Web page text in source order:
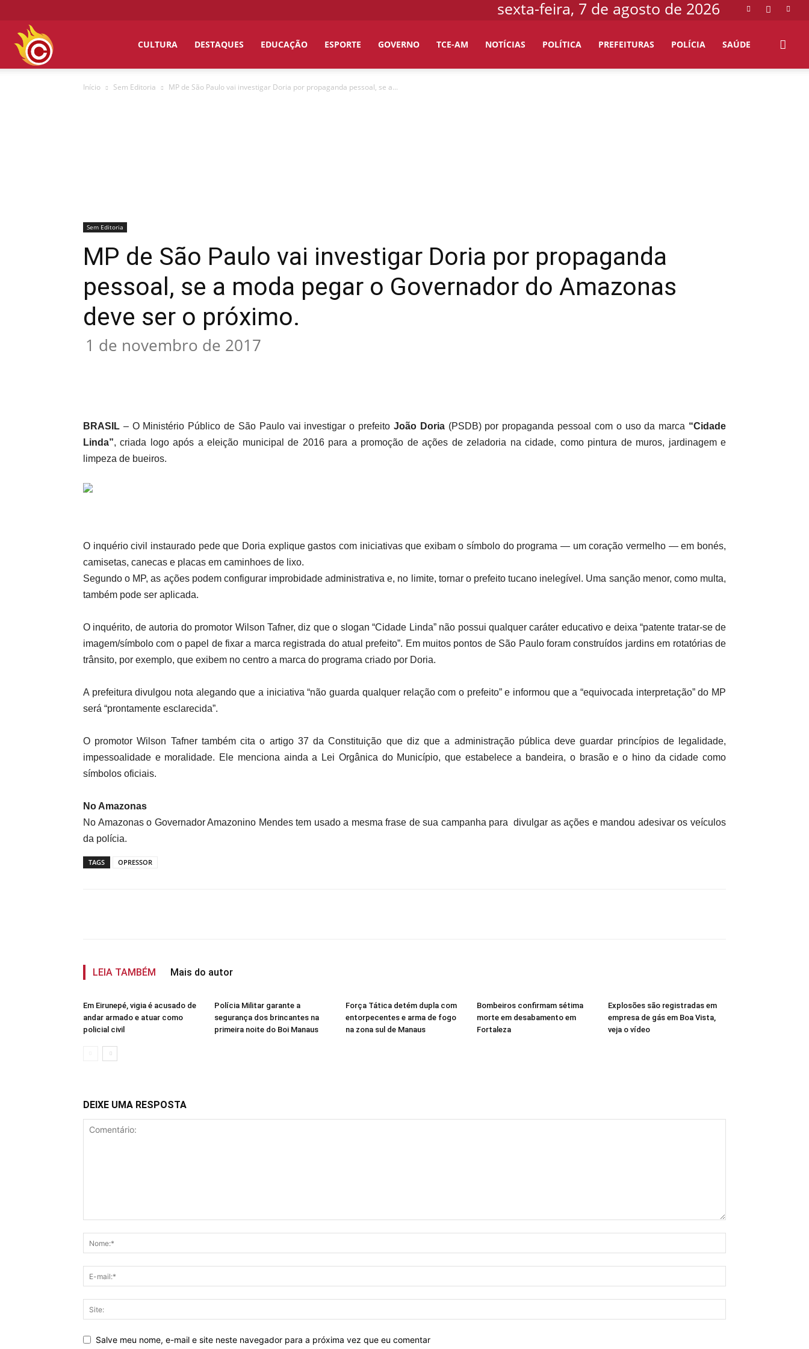
sexta-feira, 7 de agosto de 2026
CULTURA DESTAQUES EDUCAÇÃO ESPORTE GOVERNO TCE-AM NOTÍCIAS POLÍTICA PREFEITURAS POLÍCIA SAÚDE
Início Sem Editoria MP de São Paulo vai investigar Doria por propaganda pessoal, se a...
Sem Editoria
MP de São Paulo vai investigar Doria por propaganda
pessoal, se a moda pegar o Governador do Amazonas
deve ser o próximo.
1 de novembro de 2017
BRASIL – O Ministério Público de São Paulo vai investigar o prefeito João Doria(PSDB) por propaganda pessoal com o uso da marca “Cidade
Linda”, criada logo após a eleição municipal de 2016 para a promoção de ações de zeladoria na cidade, como pintura de muros, jardinagem e
limpeza de bueiros.
O inquério civil instaurado pede que Doria explique gastos com iniciativas que exibam o símbolo do programa — um coração vermelho — em bonés,
camisetas, canecas e placas em caminhoes de lixo.
Segundo o MP, as ações podem configurar improbidade administrativa e, no limite, tornar o prefeito tucano inelegível. Uma sanção menor, como multa,
também pode ser aplicada.
O inquérito, de autoria do promotor Wilson Tafner, diz que o slogan “Cidade Linda” não possui qualquer caráter educativo e deixa “patente tratar-se de
imagem/símbolo com o papel de fixar a marca registrada do atual prefeito”. Em muitos pontos de São Paulo foram construídos jardins em rotatórias de
trânsito, por exemplo, que exibem no centro a marca do programa criado por Doria.
A prefeitura divulgou nota alegando que a iniciativa “não guarda qualquer relação com o prefeito” e informou que a “equivocada interpretação” do MP
será “prontamente esclarecida”.
O promotor Wilson Tafner também cita o artigo 37 da Constituição que diz que a administração pública deve guardar princípios de legalidade,
impessoalidade e moralidade. Ele menciona ainda a Lei Orgânica do Município, que estabelece a bandeira, o brasão e o hino da cidade como
símbolos oficiais.
No Amazonas
No Amazonas o Governador Amazonino Mendes tem usado a mesma frase de sua campanha para divulgar as ações e mandou adesivar os veículos
da polícia.
TAGS OPRESSOR
LEIA TAMBÉM Mais do autor
Em Eirunepé, vigia é acusado de
andar armado e atuar como
policial civil
Polícia Militar garante a
segurança dos brincantes na
primeira noite do Boi Manaus
Força Tática detém dupla com
entorpecentes e arma de fogo
na zona sul de Manaus
Bombeiros confirmam sétima
morte em desabamento em
Fortaleza
Explosões são registradas em
empresa de gás em Boa Vista,
veja o vídeo
DEIXE UMA RESPOSTA
Salve meu nome, e-mail e site neste navegador para a próxima vez que eu comentar